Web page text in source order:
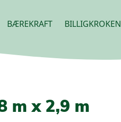
BÆREKRAFT BILLIGKROKEN
m x 2,9 m